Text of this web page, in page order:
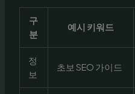
구
분
예시 키워드
정
보
초보 SEO 가이드